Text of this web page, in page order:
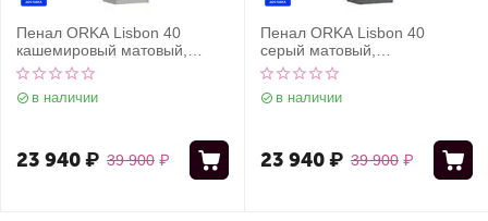
Пенал ORKA Lisbon 40
кашемировый матовый,
универсальный
в наличии
39 900 ₽
23 940₽
Пенал ORKA Lisbon 40
серый матовый,
универсальный
в наличии
39 900 ₽
23 940₽